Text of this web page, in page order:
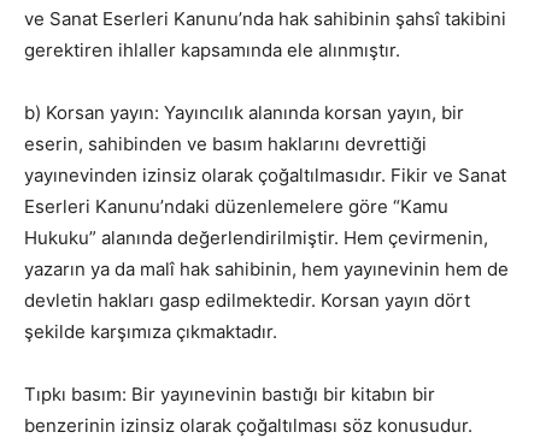
ve Sanat Eserleri Kanunu’nda hak sahibinin şahsî takibini
gerektiren ihlaller kapsamında ele alınmıştır.
b) Korsan yayın: Yayıncılık alanında korsan yayın, bir
eserin, sahibinden ve basım haklarını devrettiği
yayınevinden izinsiz olarak çoğaltılmasıdır. Fikir ve Sanat
Eserleri Kanunu’ndaki düzenlemelere göre “Kamu
Hukuku” alanında değerlendirilmiştir. Hem çevirmenin,
yazarın ya da malî hak sahibinin, hem yayınevinin hem de
devletin hakları gasp edilmektedir. Korsan yayın dört
şekilde karşımıza çıkmaktadır.
Tıpkı basım: Bir yayınevinin bastığı bir kitabın bir
benzerinin izinsiz olarak çoğaltılması söz konusudur.